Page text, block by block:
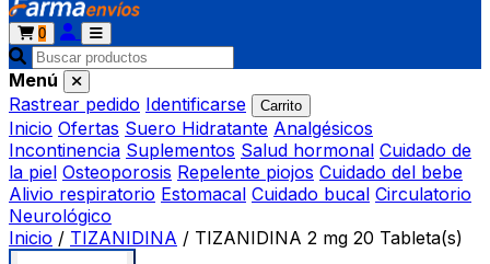
0
Menú
Rastrear pedido Identificarse Carrito
Inicio Ofertas Suero Hidratante Analgésicos
Incontinencia Suplementos Salud hormonal Cuidado de
la piel Osteoporosis Repelente piojos Cuidado del bebe
Alivio respiratorio Estomacal Cuidado bucal Circulatorio
Neurológico
Inicio / TIZANIDINA / TIZANIDINA 2 mg 20 Tableta(s)